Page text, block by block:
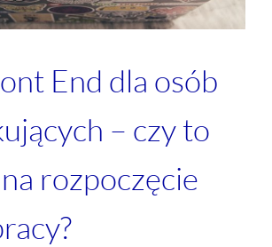
End dla osób
– czy to
rozpoczęcie